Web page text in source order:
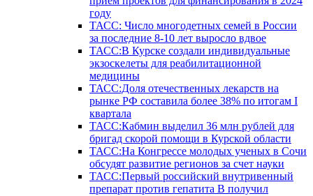
году
ТАСС: Число многодетных семей в России
за последние 8-10 лет выросло вдвое
ТАСС:В Курске создали индивидуальные
экзоскелеты для реабилитационной
медицины
ТАСС:Доля отечественных лекарств на
рынке РФ составила более 38% по итогам I
квартала
ТАСС:Кабмин выделил 36 млн рублей для
бригад скорой помощи в Курской области
ТАСС:На Конгрессе молодых ученых в Сочи
обсудят развитие регионов за счет науки
ТАСС:Первый российский внутривенный
препарат против гепатита В получил